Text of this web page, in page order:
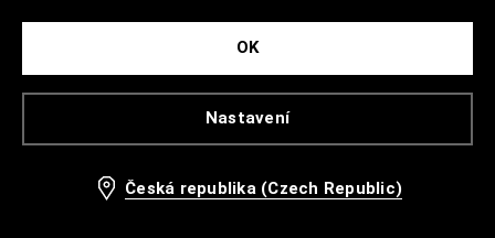
Nastavení
OK
Česká republika (Czech Republic)